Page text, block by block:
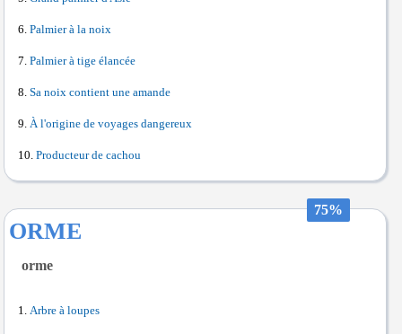
Palmier à la noix
Palmier à tige élancée
Sa noix contient une amande
À l'origine de voyages dangereux
Producteur de cachou
75%
ORME
orme
Arbre à loupes